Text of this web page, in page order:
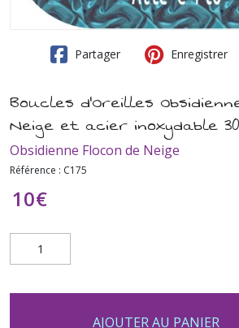
Partager Enregistrer
Boucles d'Oreilles
Neige et acier inoxydable
Obsidienne Flocon de Neige
Référence : C175
10€
AJOUTER AU PANIER